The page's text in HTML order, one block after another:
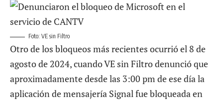
Foto: VE sin Filtro
Otro de los bloqueos más recientes ocurrió el 8 de
agosto de 2024, cuando VE sin Filtro denunció que
aproximadamente desde las 3:00 pm de ese día la
aplicación demensajería Signal fue bloqueada en